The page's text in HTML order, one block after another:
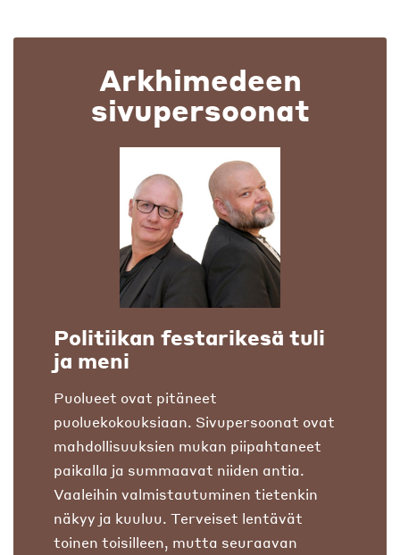
Arkhimedeen
sivupersoonat
Politiikan festarikesä tuli
ja meni
Puolueet ovat pitäneet
puoluekokouksiaan. Sivupersoonat ovat
mahdollisuuksien mukan piipahtaneet
paikalla ja summaavat niiden antia.
Vaaleihin valmistautuminen tietenkin
näkyy ja kuuluu. Terveiset lentävät
toinen toisilleen, mutta seuraavan